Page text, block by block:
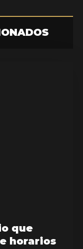
que
horarios